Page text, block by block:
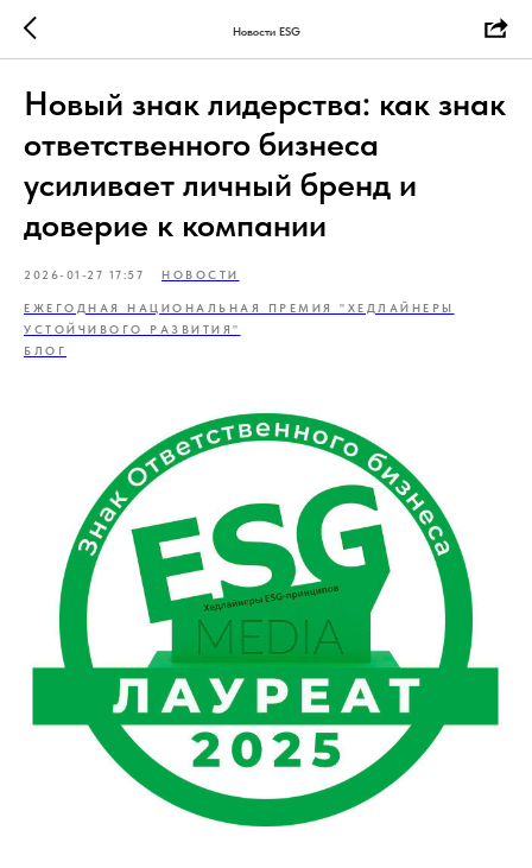
Новости ESG
Новый знак лидерства: как знак
ответственного бизнеса
усиливает личный бренд и
доверие к компании
2026-01-27 17:57 НОВОСТИ
ЕЖЕГОДНАЯ НАЦИОНАЛЬНАЯ ПРЕМИЯ "ХЕДЛАЙНЕРЫ
УСТОЙЧИВОГО РАЗВИТИЯ"
БЛОГ